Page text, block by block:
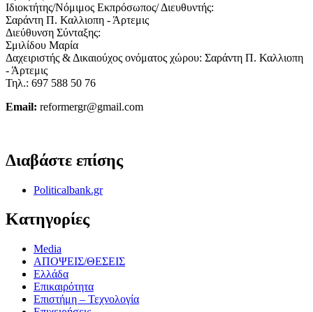
Ιδιοκτήτης/Νόμιμος Εκπρόσωπος/ Διευθυντής:
Σαράντη Π. Καλλιοπη - Άρτεμις
Διεύθυνση Σύνταξης:
Σμιλίδου Μαρία
Δαχειριστής & Δικαιούχος ονόματος χώρου: Σαράντη Π. Καλλιοπη
- Άρτεμις
Τηλ.: 697 588 50 76
Email: reformergr@gmail.com
Διαβάστε επίσης
Politicalbank.gr
Κατηγορίες
Media
ΑΠΟΨΕΙΣ/ΘΕΣΕΙΣ
Ελλάδα
Επικαιρότητα
Επιστήμη – Τεχνολογία